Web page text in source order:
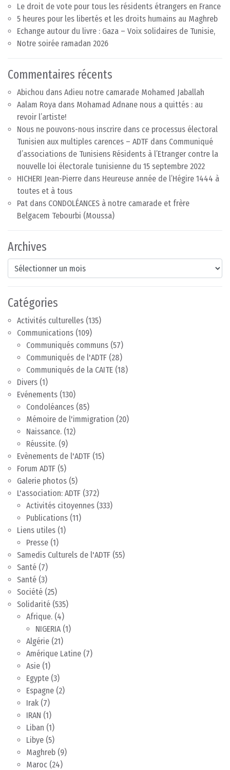
Le droit de vote pour tous les résidents étrangers en France
5 heures pour les libertés et les droits humains au Maghreb
Echange autour du livre : Gaza – Voix solidaires de Tunisie,
Notre soirée ramadan 2026
Commentaires récents
Abichou dans Adieu notre camarade Mohamed Jaballah
Aalam Roya dans Mohamad Adnane nous a quittés : au
revoir l’artiste!
Nous ne pouvons-nous inscrire dans ce processus électoral
Tunisien aux multiples carences – ADTF dans Communiqué
d’associations de Tunisiens Résidents à l’Etranger contre la
nouvelle loi électorale tunisienne du 15 septembre 2022
HICHERI Jean-Pierre dans Heureuse année de l’Hégire 1444 à
toutes et à tous
Pat dans CONDOLÉANCES à notre camarade et frère
Belgacem Tebourbi (Moussa)
Archives
Archives
Catégories
Activités culturelles (135)
Communications (109)
Communiqués communs (57)
Communiqués de l'ADTF (28)
Communiqués de la CAITE (18)
Divers (1)
Evénements (130)
Condoléances (85)
Mémoire de l'immigration (20)
Naissance. (12)
Réussite. (9)
Evènements de l'ADTF (15)
Forum ADTF (5)
Galerie photos (5)
L'association: ADTF (372)
Activités citoyennes (333)
Publications (11)
Liens utiles (1)
Presse (1)
Samedis Culturels de l'ADTF (55)
Santé (7)
Santé (3)
Société (25)
Solidarité (535)
Afrique. (4)
NIGERIA(1)
Algérie (21)
Amérique Latine (7)
Asie (1)
Egypte (3)
Espagne (2)
Irak (7)
IRAN (1)
Liban (1)
Libye (5)
Maghreb (9)
Maroc (24)